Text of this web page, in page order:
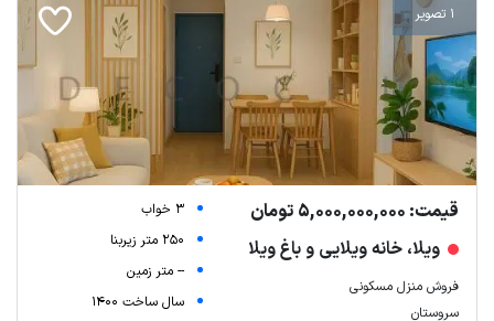
1 تصویر
قیمت: 5,000,000,000 تومان
ویلا، خانه ویلایی و باغ ویلا
فروش منزل مسکونی
سروستان
3 خواب
250 متر زیربنا
-- متر زمین
سال ساخت 1400